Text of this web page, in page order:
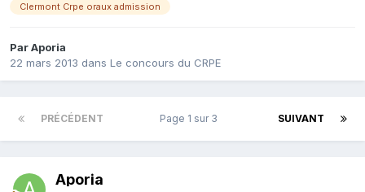
Clermont Crpe oraux admission
Par Aporia
22 mars 2013 dans Le concours du CRPE
PRÉCÉDENT SUIVANT
Page 1 sur 3
Aporia